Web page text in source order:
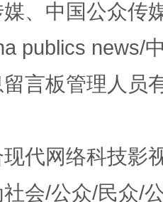
、中国公众传
publics news/
言板管理人员
代网络科技影
会/公众/民众/